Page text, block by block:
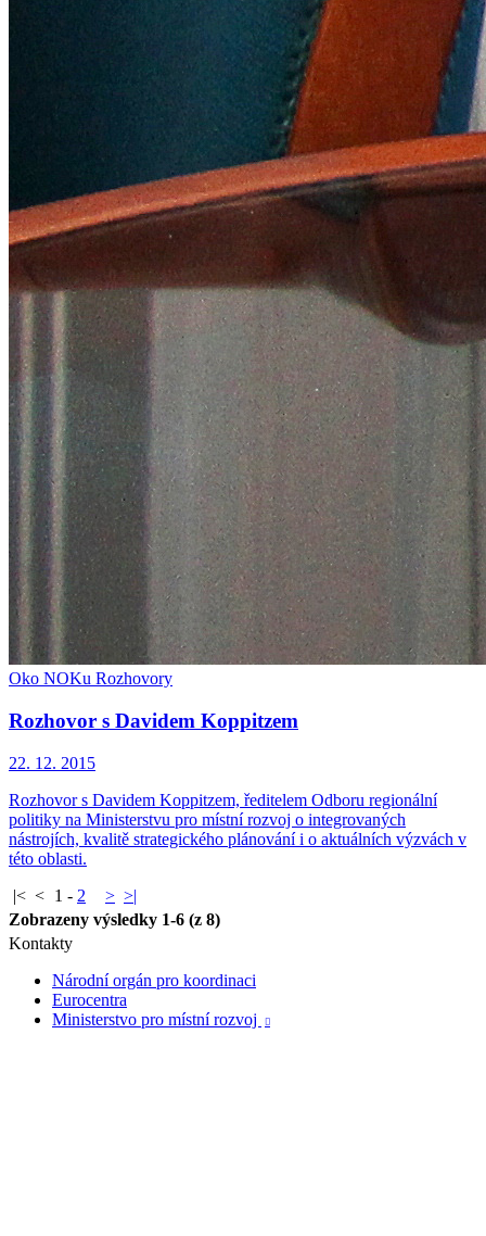
Oko NOKu Rozhovory
Rozhovor s Davidem Koppitzem
22. 12. 2015
Rozhovor s Davidem Koppitzem, ředitelem Odboru regionální
politiky na Ministerstvu pro místní rozvoj o integrovaných
nástrojích, kvalitě strategického plánování i o aktuálních výzvách v
této oblasti.
|< < 1 - 2 > >|
Zobrazeny výsledky 1-6 (z 8)
Kontakty
Národní orgán pro koordinaci
Eurocentra
Ministerstvo pro místní rozvoj
